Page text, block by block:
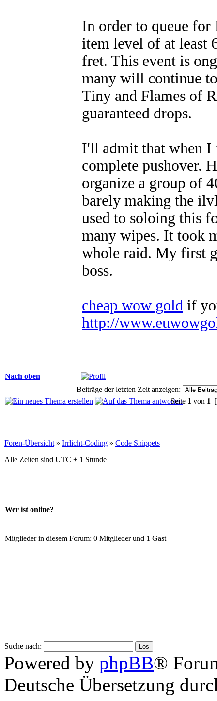
In order to queue for
item level of at least
fret. This event is
many will continue
Tiny and Flames of
guaranteed drops.
I'll admit that when I
complete pushover.
organize a group of
barely making the
used to soloing this
many wipes. It took
whole raid. My first
boss.
cheap wow gold if
http://
Nach oben
Beiträge der letzten Zeit anzeigen:
Seite 1 von 1
Foren-Übersicht » Irrlicht-Coding » Code Snippets
Alle Zeiten sind UTC + 1 Stunde
Wer ist online?
Mitglieder in diesem Forum: 0 Mitglieder und 1 Gast
Suche nach:
Powered by phpBB®
Deutsche Übersetzung